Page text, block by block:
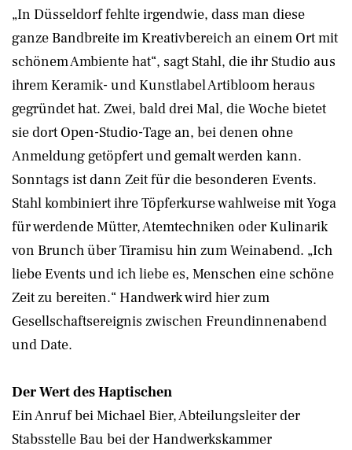
„In Düsseldorf fehlte irgendwie, dass man diese
ganze Bandbreite im Kreativbereich an einem Ort mit
schönem Ambiente hat“, sagt Stahl, die ihr Studio aus
ihrem Keramik- und Kunstlabel Artibloom heraus
gegründet hat. Zwei, bald drei Mal, die Woche bietet
sie dort Open-Studio-Tage an, bei denen ohne
Anmeldung getöpfert und gemalt werden kann.
Sonntags ist dann Zeit für die besonderen Events.
Stahl kombiniert ihre Töpferkurse wahlweise mit Yoga
für werdende Mütter, Atemtechniken oder Kulinarik
von Brunch über Tiramisu hin zum Weinabend. „Ich
liebe Events und ich liebe es, Menschen eine schöne
Zeit zu bereiten.“ Handwerk wird hier zum
Gesellschaftsereignis zwischen Freundinnenabend
und Date.
Der Wert des Haptischen
Ein Anruf bei Michael Bier, Abteilungsleiter der
Stabsstelle Bau bei der Handwerkskammer